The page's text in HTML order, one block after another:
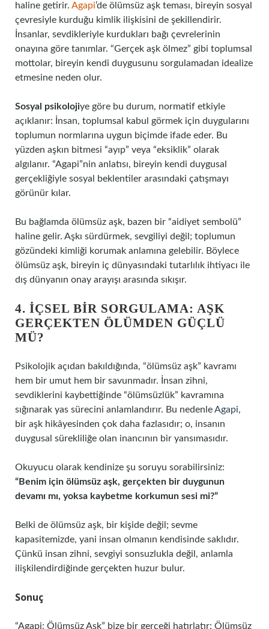
haline getirir. Agapi’de ölümsüz aşk teması, bireyin sosyal
çevresiyle kurduğu kimlik ilişkisini de şekillendirir.
İnsanlar, sevdikleriyle kurdukları bağı çevrelerinin
onayına göre tanımlar. “Gerçek aşk ölmez” gibi toplumsal
mottolar, bireyin kendi duygusunu sorgulamadan idealize
etmesine neden olur.
Sosyal psikolojiye göre bu durum, normatif etkiyle
açıklanır: İnsan, toplumsal kabul görmek için duygularını
toplumun normlarına uygun biçimde ifade eder. Bu
yüzden aşkın bitmesi “ayıp” veya “eksiklik” olarak
algılanır. “Agapi”nin anlatısı, bireyin kendi duygusal
gerçekliğiyle sosyal beklentiler arasındaki çatışmayı
görünür kılar.
Bu bağlamda ölümsüz aşk, bazen bir “aidiyet sembolü”
haline gelir. Aşkı sürdürmek, sevgiliyi değil; toplumun
gözündeki kimliği korumak anlamına gelebilir. Böylece
ölümsüz aşk, bireyin iç dünyasındaki tutarlılık ihtiyacı ile
dış dünyanın onay arayışı arasında sıkışır.
4. İÇSEL BIR SORGULAMA: AŞK
GERÇEKTEN ÖLÜMDEN GÜÇLÜ
MÜ?
Psikolojik açıdan bakıldığında, “ölümsüz aşk” kavramı
hem bir umut hem bir savunmadır. İnsan zihni,
sevdiklerini kaybettiğinde “ölümsüzlük” kavramına
sığınarak yas sürecini anlamlandırır. Bu nedenleAgapi,
bir aşk hikâyesinden çok daha fazlasıdır; o, insanın
duygusal sürekliliğe olan inancının bir yansımasıdır.
Okuyucu olarak kendinize şu soruyu sorabilirsiniz:
“Benim için ölümsüz aşk, gerçekten bir duygunun
devamı mı, yoksa kaybetme korkumun sesi mi?”
Belki de ölümsüz aşk, bir kişide değil; sevme
kapasitemizde, yani insan olmanın kendisinde saklıdır.
Çünkü insan zihni, sevgiyi sonsuzlukla değil, anlamla
ilişkilendirdiğinde gerçekten huzur bulur.
Sonuç
“Agapi: Ölümsüz Aşk” bize bir gerçeği hatırlatır: Ölümsüz